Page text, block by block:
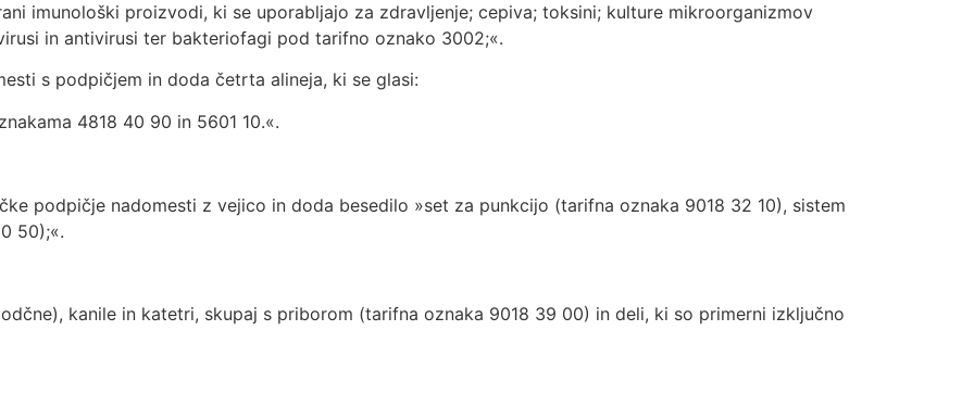
imunološki proizvodi, ki se uporabljajo za zdravljenje; cepiva; toksini; kulture mikroorganizmov
in antivirusi ter bakteriofagi pod tarifno oznako 3002;«.
s podpičjem in doda četrta alineja, ki se glasi:
4818 40 90 in 5601 10.«.
podpičje nadomesti z vejico in doda besedilo »set za punkcijo (tarifna oznaka 9018 32 10), sistem
50);«.
kanile in katetri, skupaj s priborom (tarifna oznaka 9018 39 00) in deli, ki so primerni izključno